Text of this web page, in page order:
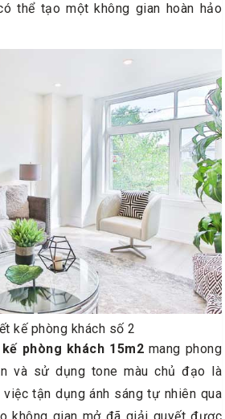
thể tạo một không gian hoàn hảo
kế phòng khách số 2
phòng khách 15m2 mang phong
và sử dụng tone màu chủ đạo là
tận dụng ánh sáng tự nhiên qua